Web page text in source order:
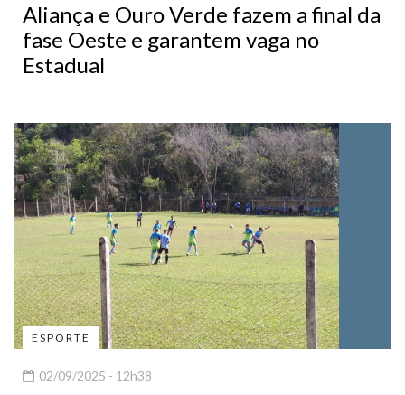
Aliança e Ouro Verde fazem a final da
fase Oeste e garantem vaga no
Estadual
ESPORTE
02/09/2025 - 12h38